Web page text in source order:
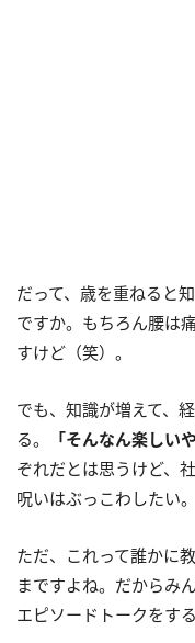
だって、歳を重ねると
ですか。もちろん腰は
すけど（笑）。
でも、知識が増えて、
る。
「そんなん楽しいや
ぞれだとは思うけど、
呪いはぶっこわしたい。
ただ、これって誰かに
まですよね。だからみ
エピソードトークをす